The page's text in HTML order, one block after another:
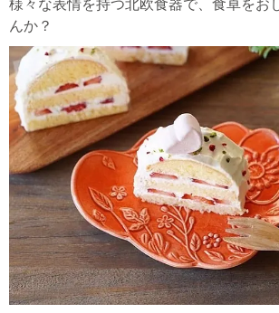
様々な表情を持つ北欧食器で、食卓をお
んか？